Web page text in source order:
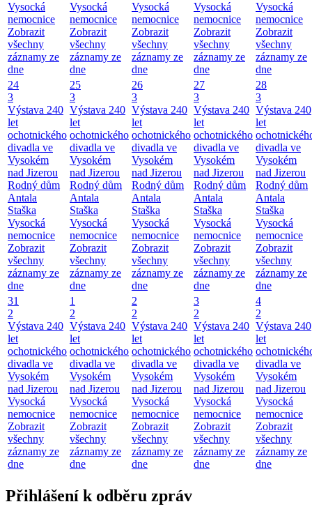
Vysocká
nemocnice
Zobrazit
všechny
záznamy ze
dne
Vysocká
nemocnice
Zobrazit
všechny
záznamy ze
dne
Vysocká
nemocnice
Zobrazit
všechny
záznamy ze
dne
Vysocká
nemocnice
Zobrazit
všechny
záznamy ze
dne
Vysocká
nemocnice
Zobrazit
všechny
záznamy ze
dne
24
3
Výstava 240
let
ochotnického
divadla ve
Vysokém
nad Jizerou
Rodný dům
Antala
Staška
Vysocká
nemocnice
Zobrazit
všechny
záznamy ze
dne
25
3
Výstava 240
let
ochotnického
divadla ve
Vysokém
nad Jizerou
Rodný dům
Antala
Staška
Vysocká
nemocnice
Zobrazit
všechny
záznamy ze
dne
26
3
Výstava 240
let
ochotnického
divadla ve
Vysokém
nad Jizerou
Rodný dům
Antala
Staška
Vysocká
nemocnice
Zobrazit
všechny
záznamy ze
dne
27
3
Výstava 240
let
ochotnického
divadla ve
Vysokém
nad Jizerou
Rodný dům
Antala
Staška
Vysocká
nemocnice
Zobrazit
všechny
záznamy ze
dne
28
3
Výstava 240
let
divadla ve
Vysokém
nad Jizerou
Rodný dům
Antala
Staška
Vysocká
nemocnice
Zobrazit
všechny
záznamy ze
dne
31
2
Výstava 240
let
ochotnického
divadla ve
Vysokém
nad Jizerou
Vysocká
nemocnice
Zobrazit
všechny
záznamy ze
dne
1
2
Výstava 240
let
ochotnického
divadla ve
Vysokém
nad Jizerou
Vysocká
nemocnice
Zobrazit
všechny
záznamy ze
dne
2
2
Výstava 240
let
ochotnického
divadla ve
Vysokém
nad Jizerou
Vysocká
nemocnice
Zobrazit
všechny
záznamy ze
dne
3
2
Výstava 240
let
ochotnického
divadla ve
Vysokém
nad Jizerou
Vysocká
nemocnice
Zobrazit
všechny
záznamy ze
dne
4
2
Výstava 240
let
divadla ve
Vysokém
nad Jizerou
Vysocká
nemocnice
Zobrazit
všechny
záznamy ze
dne
Přihlášení k odběru zpráv